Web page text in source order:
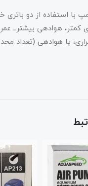
پمپ با استفاده از دو
هوادهی بیشترــ
یا هوادهی (تعداد